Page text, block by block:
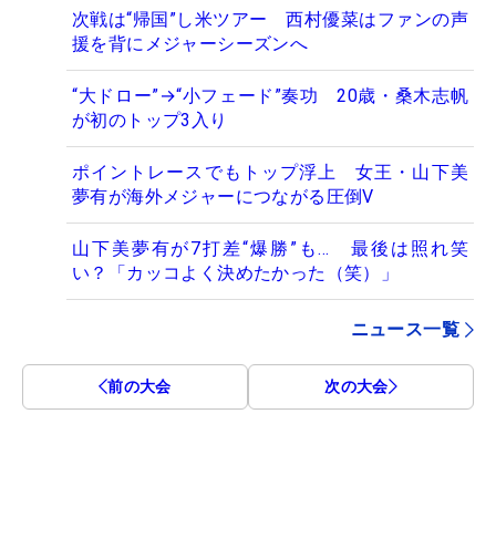
次戦は“帰国”し米ツアー 西村優菜はファンの声
援を背にメジャーシーズンへ
“大ドロー”→“小フェード”奏功 20歳・桑木志帆
が初のトップ3入り
ポイントレースでもトップ浮上 女王・山下美
夢有が海外メジャーにつながる圧倒V
山下美夢有が7打差“爆勝”も… 最後は照れ笑
い？「カッコよく決めたかった（笑）」
ニュース一覧
前の大会 次の大会